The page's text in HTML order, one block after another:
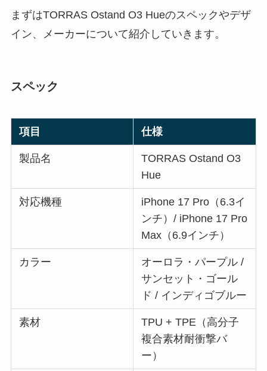
まずはTORRAS Ostand O3 Hueのスペックやデザ
イン、メーカーについて紹介していきます。
スペック
項目 仕様
製品名
TORRAS Ostand O3
Hue
対応機種
iPhone 17 Pro（6.3イ
ンチ）/ iPhone 17 Pro
Max（6.9インチ）
カラー
オーロラ・パープル /
サンセット・ゴール
ド / インディゴブルー
素材
TPU + TPE（高分子
複合素材耐衝撃バ
ー）